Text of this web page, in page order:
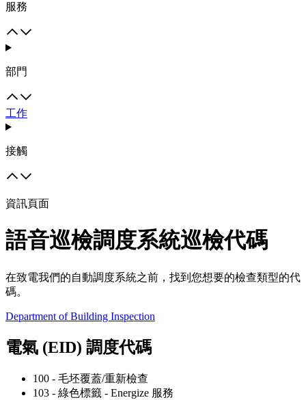
服務
部門
工作
接觸
資訊頁面
語音巡檢調度系統巡檢代碼
在致電我們的自動調度系統之前，找到您想要的檢查類型的代
碼。
Department of Building Inspection
電氣 (EID) 調度代碼
100 - 毛坯覆蓋/重新檢查
103 - 綠色標籤 - Energize 服務